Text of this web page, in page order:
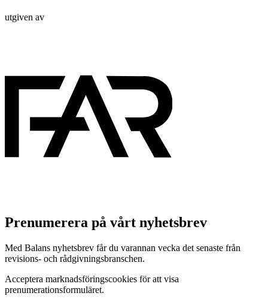
utgiven av
Prenumerera på vårt nyhetsbrev
Med Balans nyhetsbrev får du varannan vecka det senaste från
revisions- och rådgivningsbranschen.
Acceptera marknadsföringscookies för att visa
prenumerationsformuläret.